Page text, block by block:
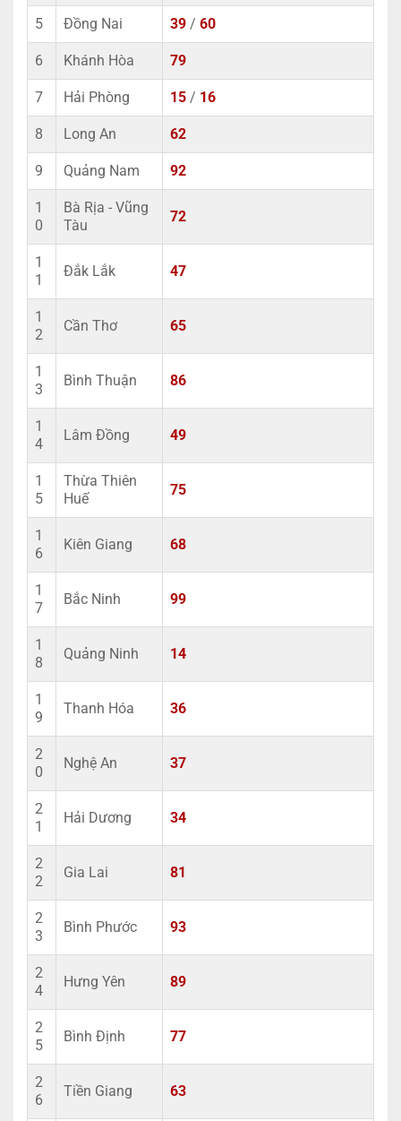
5 Đồng Nai 39 / 60
6 Khánh Hòa 79
7 Hải Phòng 15 / 16
8 Long An 62
9 Quảng Nam 92
1
0
Bà Rịa - Vũng
Tàu
72
1
1
Đắk Lắk 47
1
2
Cần Thơ 65
1
3
Bình Thuận 86
1
4
Lâm Đồng 49
1
5
Thừa Thiên
Huế
75
1
6
Kiên Giang 68
1
7
Bắc Ninh 99
1
8
Quảng Ninh 14
1
9
Thanh Hóa 36
2
0
Nghệ An 37
2
1
Hải Dương 34
2
2
Gia Lai 81
2
3
Bình Phước 93
2
4
Hưng Yên 89
2
5
Bình Định 77
2
6
Tiền Giang 63